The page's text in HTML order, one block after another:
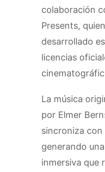
colaboración
Presents,
desarrollado
licencias
La música
por Elmer
sincroniza con
generando
inmersiva que